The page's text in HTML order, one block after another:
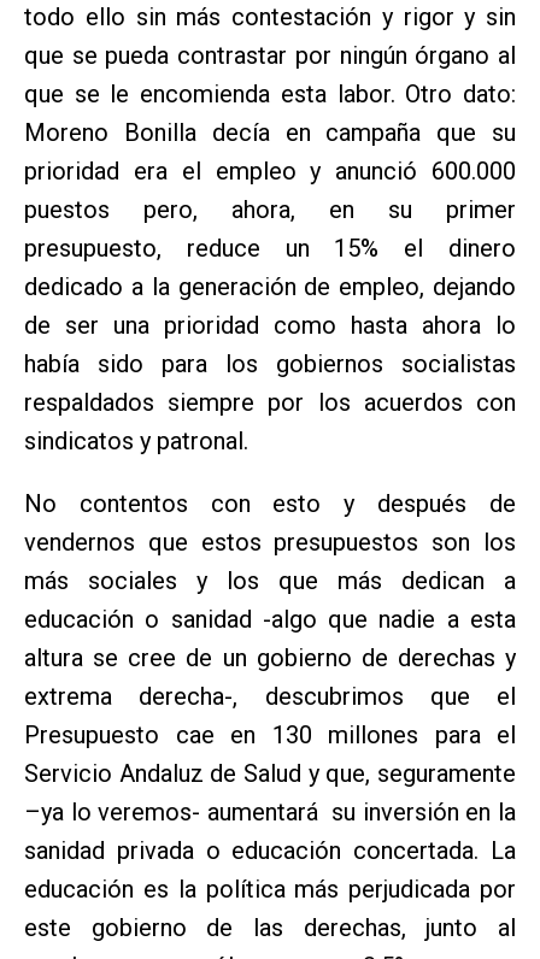
todo ello sin más contestación y rigor y sin
que se pueda contrastar por ningún órgano al
que se le encomienda esta labor. Otro dato:
Moreno Bonilla decía en campaña que su
prioridad era el empleo y anunció 600.000
puestos pero, ahora, en su primer
presupuesto, reduce un 15% el dinero
dedicado a la generación de empleo, dejando
de ser una prioridad como hasta ahora lo
había sido para los gobiernos socialistas
respaldados siempre por los acuerdos con
sindicatos y patronal.
No contentos con esto y después de
vendernos que estos presupuestos son los
más sociales y los que más dedican a
educación o sanidad -algo que nadie a esta
altura se cree de un gobierno de derechas y
extrema derecha-, descubrimos que el
Presupuesto cae en 130 millones para el
Servicio Andaluz de Salud y que, seguramente
–ya lo veremos- aumentará su inversión en la
sanidad privada o educación concertada. La
educación es la política más perjudicada por
este gobierno de las derechas, junto al